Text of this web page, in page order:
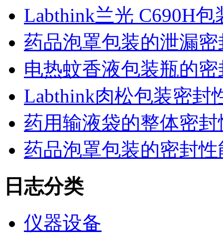
Labthink兰光 C690H
药品泡罩包装的泄漏
电热蚊香液包装瓶的
Labthink肉松包装密封
药用输液袋的整体密
药品泡罩包装的密封
日志分类
仪器设备